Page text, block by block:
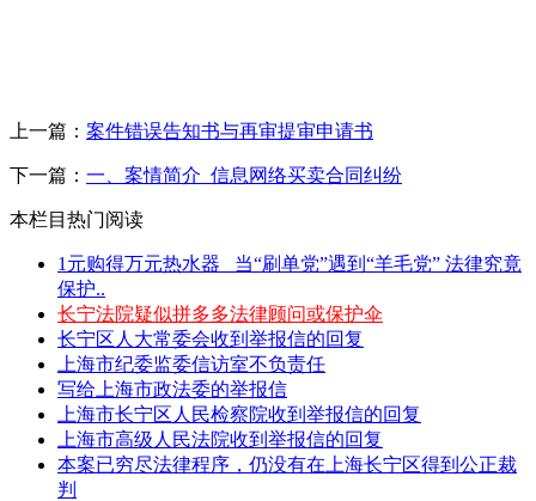
上一篇： 案件错误告知书与再审提审申请书
下一篇： 一、案情简介_信息网络买卖合同纠纷
本栏目热门阅读
1元购得万元热水器 _当“刷单党”遇到“羊毛党” 法律究竟
保护..
长宁法院疑似拼多多法律顾问或保护伞
长宁区人大常委会收到举报信的回复
上海市纪委监委信访室不负责任
写给上海市政法委的举报信
上海市长宁区人民检察院收到举报信的回复
上海市高级人民法院收到举报信的回复
本案已穷尽法律程序，仍没有在上海长宁区得到公正裁
判